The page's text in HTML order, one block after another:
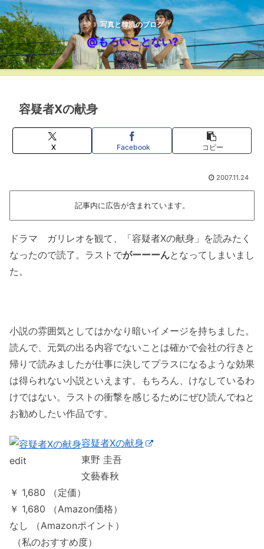
写真と韓流のブログ
@もろいことない?
容疑者Xの献身
X Facebook コピー
2007.11.24
記事内に広告が含まれています。
ドラマ ガリレオを観て、「容疑者Xの献身」を読みたく
なったので読了。ラストでがーーーんとなってしまいまし
た。
小説の雰囲気としてはかなり暗いイメージを持ちました。
読んで、元気の出る内容でないことは確かで会社の行きと
帰りで読みましたが仕事に決してプラスになるような効果
は得られない小説といえます。もちろん、けなしているわ
けではない。ラストの衝撃を感じるためにぜひ読んでねと
お勧めしたい作品です。
edit
容疑者Xの献身
東野 圭吾
文藝春秋
￥ 1,680 （定価）
￥ 1,680 （Amazon価格）
なし （Amazonポイント）
（私のおすすめ度）